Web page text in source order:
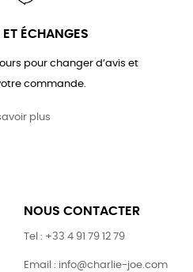
ET ÉCHANGES
pour changer d’avis et
commande.
plus
NOUS CONTACTER
Tel : +33 4 91 79 12 79
Email : info@charlie-joe.com